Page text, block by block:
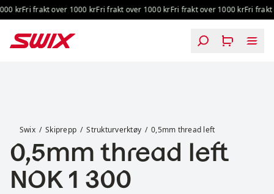
Hopp til innhold
krFri frakt over 1000 krFri frakt over 1000 krFri frakt over 1000 krFri frakt
Swix Skiprepp Strukturverktøy 0,5mm thread left
0,5mm thread left
Pris:
NOK 1 300